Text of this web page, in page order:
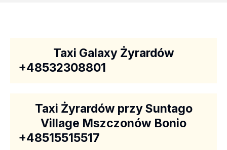
Taxi Galaxy Żyrardów
+48532308801
Taxi Żyrardów przy Suntago
Village Mszczonów Bonio
+48515515517